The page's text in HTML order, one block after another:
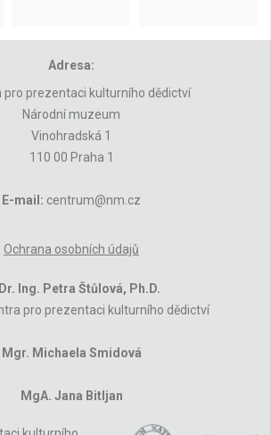
Adresa:
pro prezentaci kulturního dědictví
Národní muzeum
Vinohradská 1
110 00 Praha 1
E-mail: centrum@nm.cz
Ochrana osobních údajů
Ing. Petra Štůlová, Ph.D.
pro prezentaci kulturního dědictví
Mgr. Michaela Smidová
MgA. Jana Bitljan